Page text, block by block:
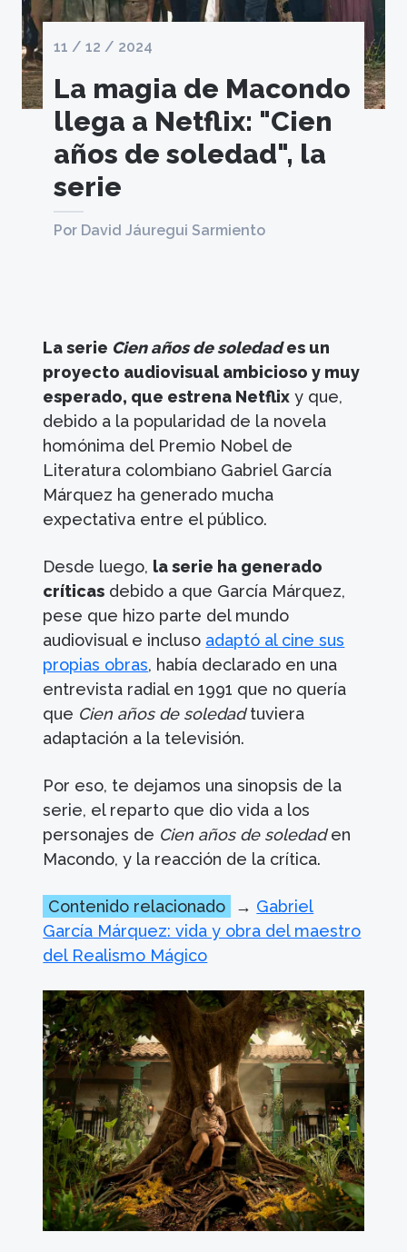
11 / 12 / 2024
La magia de Macondo
llega a Netflix: "Cien
años de soledad", la
serie
Por David Jáuregui Sarmiento
La serie Cien años de soledades un
proyecto audiovisual ambicioso y muy
esperado, que estrena Netflix y que,
debido a la popularidad de la novela
homónima del Premio Nobel de
Literatura colombiano Gabriel García
Márquez ha generado mucha
expectativa entre el público.
Desde luego, la serie ha generado
críticas debido a que García Márquez,
pese que hizo parte del mundo
audiovisual e incluso adaptó al cine sus
propias obras, había declarado en una
entrevista radial en 1991 que no quería
que Cien años de soledadtuviera
adaptación a la televisión.
Por eso, te dejamos una sinopsis de la
serie, el reparto que dio vida a los
personajes de Cien años de soledaden
Macondo, y la reacción de la crítica.
Contenido relacionado → Gabriel
García Márquez: vida y obra del maestro
del Realismo Mágico